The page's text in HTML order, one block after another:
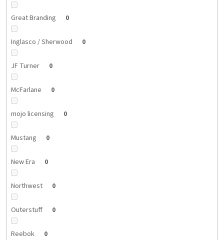
Great Branding 0
Inglasco / Sherwood 0
JF Turner 0
McFarlane 0
mojo licensing 0
Mustang 0
New Era 0
Northwest 0
Outerstuff 0
Reebok 0